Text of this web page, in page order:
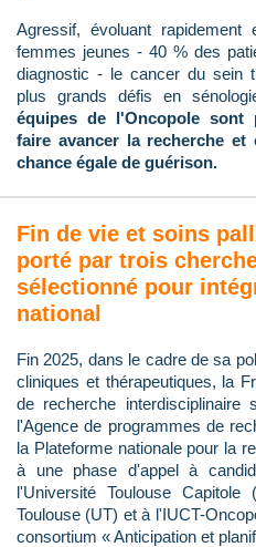
Agressif, évoluant rapidement
femmes jeunes - 40 % des
diagnostic - le cancer du sein
plus grands défis en
équipes de l'Oncopole sont
faire avancer la recherche
chance égale de guérison.
Fin de vie et soins
porté par trois
sélectionné pour
national
Fin 2025, dans le cadre de sa
cliniques et thérapeutiques, la
de recherche
l'Agence de programmes de
la Plateforme nationale pour la
à une phase d'appel à
l'Université Toulouse
Toulouse (UT) et à l'IUCT-
consortium « Anticipation et